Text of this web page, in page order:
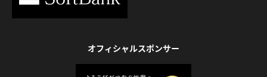
オフィシャルスポンサー